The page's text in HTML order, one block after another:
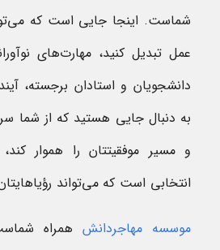
شماست. اینجا جایی است که
عمل تبدیل کنید، مهارت‌های
دانشجویان و استادان برجسته،
به دنبال جایی هستید که از شما
و مسیر موفقیتتان را هموار
انتخابی است که می‌تواند
موسسه مهاجردانشهمراه